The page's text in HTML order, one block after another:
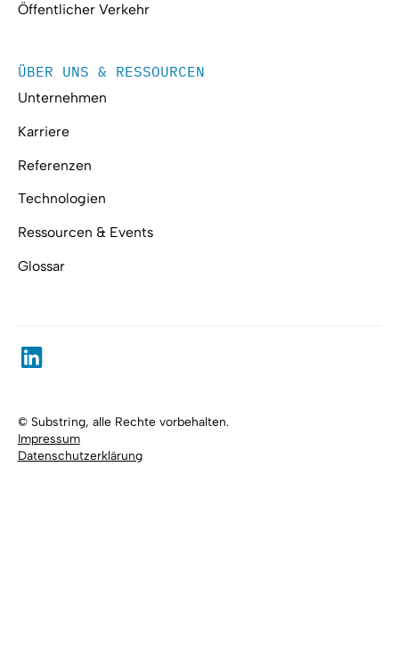
Öffentlicher Verkehr
ÜBER UNS & RESSOURCEN
Unternehmen
Karriere
Referenzen
Technologien
Ressourcen & Events
Glossar
© Substring, alle Rechte vorbehalten.
Impressum
Datenschutzerklärung